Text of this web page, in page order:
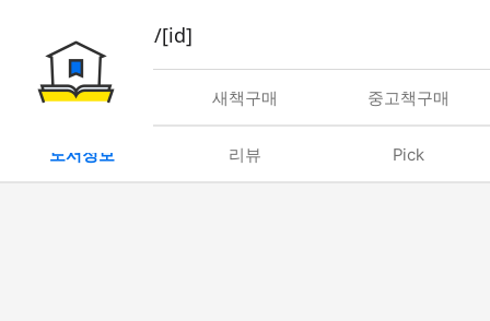
book/rent/[id]
대여 새책구매 중고책구매
도서정보 리뷰 Pick